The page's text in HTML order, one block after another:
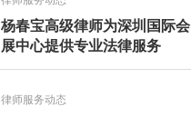
杨春宝高级律师为深圳国际会
展中心提供专业法律服务
律师服务动态